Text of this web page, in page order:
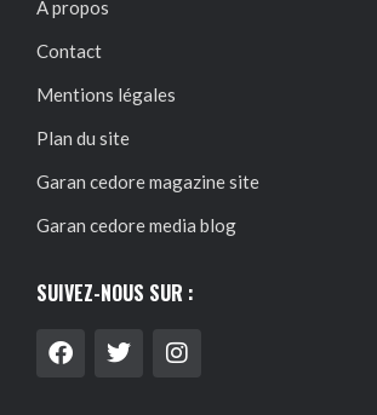
À propos
Contact
Mentions légales
Plan du site
Garan cedore magazine site
Garan cedore media blog
SUIVEZ-NOUS SUR :